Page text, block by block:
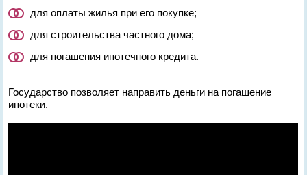
для оплаты жилья при его покупке;
для строительства частного дома;
для погашения ипотечного кредита.
Государство позволяет направить деньги на погашение
ипотеки.